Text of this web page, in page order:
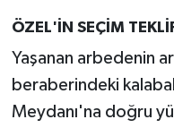
ÖZEL'İN SEÇİM
Yaşanan arbedenin
beraberindeki
Meydanı'na doğru